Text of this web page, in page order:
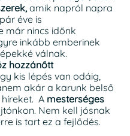
amik napról napra
éve is
már nincs időnk
inkább emberinek
válnak.
hozzánőtt
kis lépés van odáig,
akár a karunk belső
A mesterséges
Nem kell jósnak
is tart ez a fejlődés.